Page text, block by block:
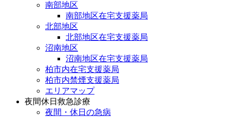
南部地区
南部地区在宅支援薬局
北部地区
北部地区在宅支援薬局
沼南地区
沼南地区在宅支援薬局
柏市内在宅支援薬局
柏市内禁煙支援薬局
エリアマップ
夜間休日救急診療
夜間・休日の急病